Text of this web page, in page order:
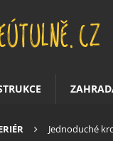
Jednoduché